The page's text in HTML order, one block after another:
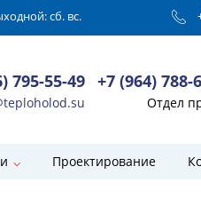
сб. вс.
795-55-49 +7 (964) 788-
Отдел
Проектирование